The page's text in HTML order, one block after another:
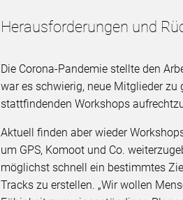
Herausforderungen und
Die Corona-Pandemie stellte den
war es schwierig, neue Mitglieder
stattfindenden Workshops
Aktuell finden aber wieder
um GPS, Komoot und Co.
möglichst schnell ein bestimmtes
Tracks zu erstellen. „Wir wollen